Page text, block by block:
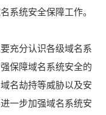
系统安全保障工作。
充分认识各级域名系
保障域名系统安全的
名劫持等威胁以及安
一步加强域名系统安